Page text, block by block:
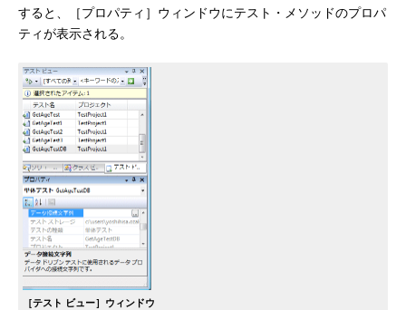
すると、［プロパティ］ウィンドウにテスト・メソッドのプロパ
ティが表示される。
［テスト ビュー］ウィンドウ